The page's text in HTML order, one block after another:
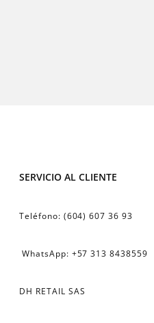
SERVICIO AL CLIENTE
Teléfono: (604) 607 36 93
WhatsApp: +57 313 8438559
DH RETAIL SAS